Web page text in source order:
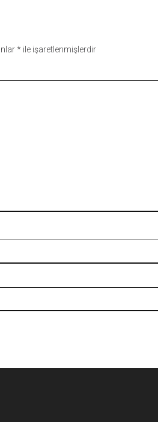
* ile işaretlenmişlerdir